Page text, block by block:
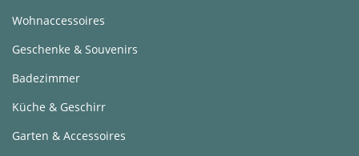
Wohnaccessoires
Geschenke & Souvenirs
Badezimmer
Küche & Geschirr
Garten & Accessoires